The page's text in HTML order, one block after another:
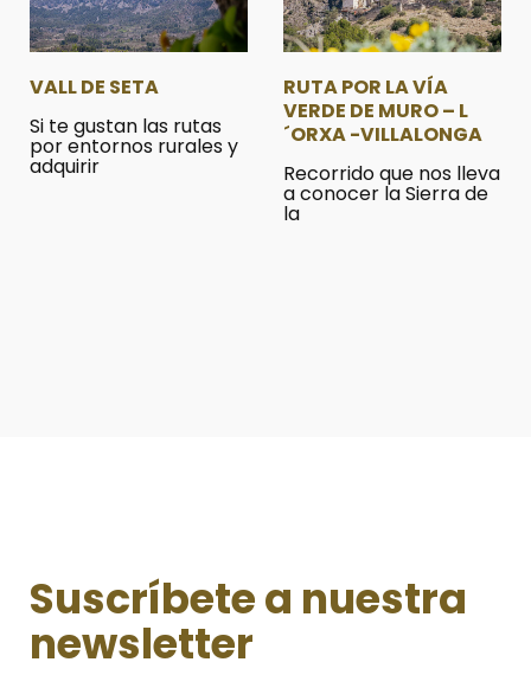
VALL DE SETA
Si te gustan las rutas
por entornos rurales y
adquirir
RUTA POR LA VÍA
VERDE DE MURO – L
´ORXA -VILLALONGA
Recorrido que nos lleva
a conocer la Sierra de
la
Suscríbete a nuestra
newsletter